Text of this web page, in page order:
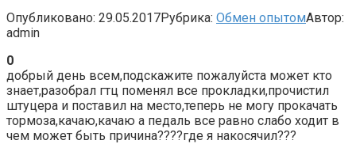
Опубликовано: 29.05.2017Рубрика: Обмен опытомАвтор:
admin
0
добрый день всем,подскажите пожалуйста может кто
знает,разобрал гтц поменял все прокладки,прочистил
штуцера и поставил на место,теперь не могу прокачать
тормоза,качаю,качаю а педаль все равно слабо ходит в
чем может быть причина????где я накосячил???